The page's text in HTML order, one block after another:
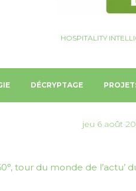
HOSPITALITY
DÉCRYPTAGE
jeu 6 août
tour du monde de l’actu’
Thaïlande | Erik